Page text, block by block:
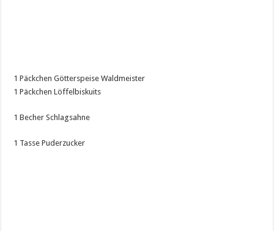
1 Päckchen Götterspeise Waldmeister
1 Päckchen Löffelbiskuits
1 Becher Schlagsahne
1 Tasse Puderzucker